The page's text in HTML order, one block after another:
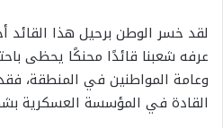
لقد خسر الوطن برحيل هذا القائد
عرفه شعبنا قائدًا محنكًا يحظى
وعامة المواطنين في المنطقة،
القادة في المؤسسة العسكرية